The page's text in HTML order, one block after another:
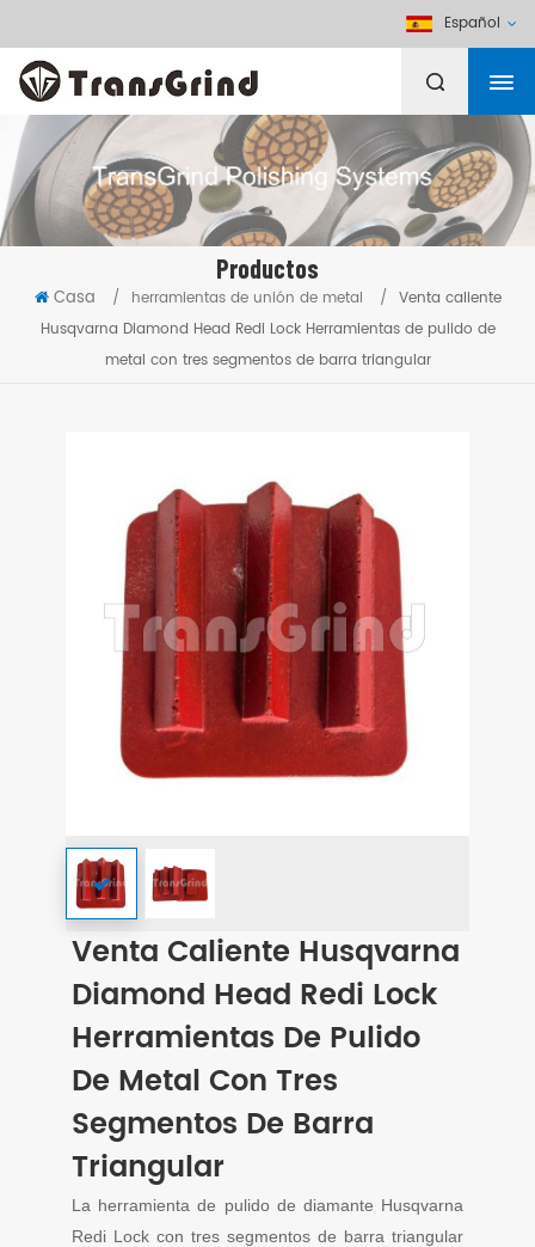
Español
Productos
Casa / herramientas de unión de metal / Venta caliente
Husqvarna Diamond Head Redi Lock Herramientas de pulido de
metal con tres segmentos de barra triangular
Venta Caliente Husqvarna
Diamond Head Redi Lock
Herramientas De Pulido
De Metal Con Tres
Segmentos De Barra
Triangular
La herramienta de pulido de diamante Husqvarna
Redi Lock con tres segmentos de barra triangular